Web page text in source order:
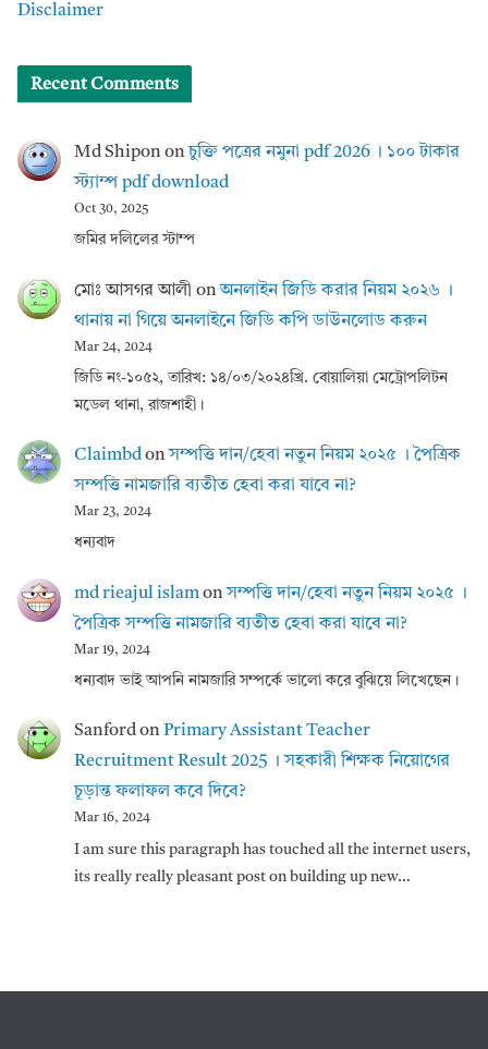
Disclaimer
Recent Comments
Md Shipononচুক্তি পত্রের নমুনা pdf 2026 । ১০০ টাকার
স্ট্যাম্প pdf download
Oct 30, 2025
জমির দলিলের স্টাম্প
মোঃ আসগর আলী onঅনলাইন জিডি করার নিয়ম ২০২৬ ।
থানায় না গিয়ে অনলাইনে জিডি কপি ডাউনলোড করুন
Mar 24, 2024
জিডি নং-১০৫২, তারিখ: ১৪/০৩/২০২৪খ্রি. বোয়ালিয়া মেট্রোপলিটন
মডেল থানা, রাজশাহী।
Claimbdonসম্পত্তি দান/হেবা নতুন নিয়ম ২০২৫ । পৈত্রিক
সম্পত্তি নামজারি ব্যতীত হেবা করা যাবে না?
Mar 23, 2024
ধন্যবাদ
md rieajul islamonসম্পত্তি দান/হেবা নতুন নিয়ম ২০২৫ ।
পৈত্রিক সম্পত্তি নামজারি ব্যতীত হেবা করা যাবে না?
Mar 19, 2024
ধন্যবাদ ভাই আপনি নামজারি সম্পর্কে ভালো করে বুঝিয়ে লিখেছেন।
SanfordonPrimary Assistant Teacher
Recruitment Result 2025 । সহকারী শিক্ষক নিয়োগের
চূড়ান্ত ফলাফল কবে দিবে?
Mar 16, 2024
I am sure this paragraph has touched all the internet users,
its really really pleasant post on building up new…